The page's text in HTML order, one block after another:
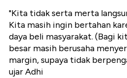
"Kita tidak serta merta
Kita masih ingin bertahan
daya beli masyarakat. (Bagi
besar masih berusaha
margin, supaya tidak
ujar Adhi